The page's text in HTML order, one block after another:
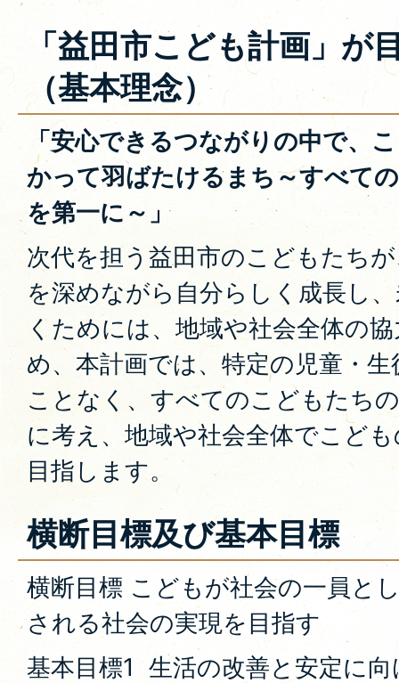
「益田市こども計画」が
（基本理念）
「安心できるつながりの中で、
かって羽ばたけるまち～すべて
を第一に～」
次代を担う益田市のこどもたち
を深めながら自分らしく成長し
くためには、地域や社会全体の
め、本計画では、特定の児童・
ことなく、すべてのこどもたち
に考え、地域や社会全体でこど
目指します。
横断目標及び基本目標
横断目標 こどもが社会の一員と
される社会の実現を目指す
基本目標1 生活の改善と安定に